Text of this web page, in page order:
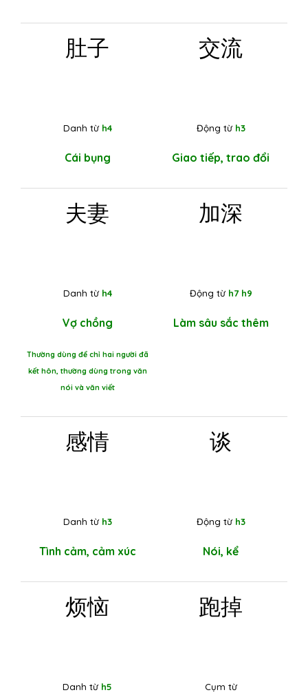
肚子
Danh từ h4
Cái bụng
交流
Động từ h3
Giao tiếp, trao đổi
夫妻
Danh từ h4
Vợ chồng
Thường dùng để chỉ hai người đã
kết hôn, thường dùng trong văn
nói và văn viết
加深
Động từ h7 h9
Làm sâu sắc thêm
感情
Danh từ h3
Tình cảm, cảm xúc
谈
Động từ h3
Nói, kể
烦恼
Danh từ h5
跑掉
Cụm từ